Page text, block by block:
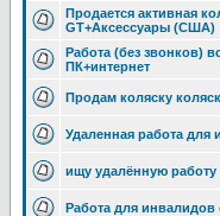
Продается активная
GT+Аксессуары (США)
Работа (без звонков)
ПК+интернет
Продам коляску
Удаленная работа для
ищу удалённую работу
Работа для инвалидов